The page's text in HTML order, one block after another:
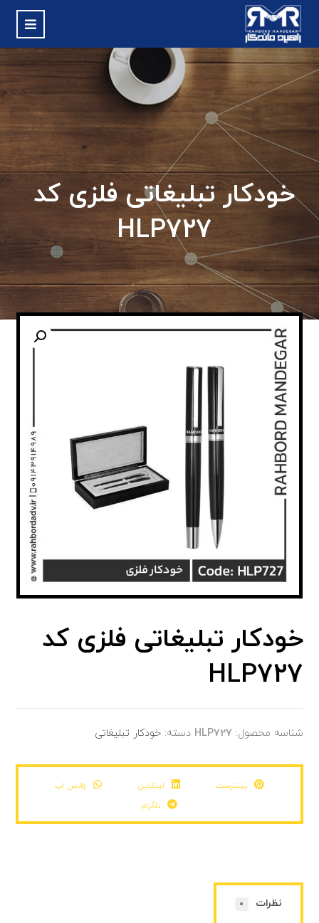
خودکار تبلیغاتی فلزی کد
HLP727
خودکار تبلیغاتی فلزی کد
HLP727
شناسه محصول: HLP727 دسته:خودکار تبلیغاتی
پینترست لینکدین
واتس اپ
تلگرام
نظرات 0